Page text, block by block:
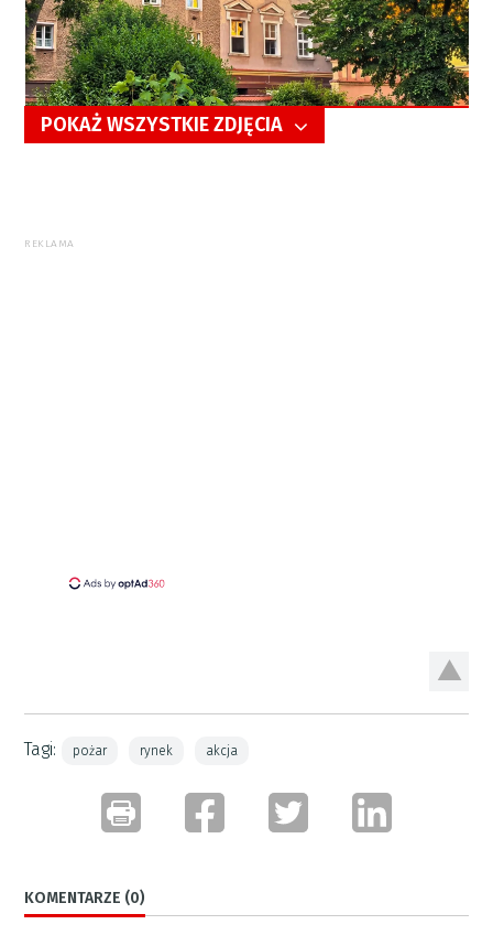
POKAŻ WSZYSTKIE ZDJĘCIA
REKLAMA
Tagi: pożar rynek akcja
KOMENTARZE (0)